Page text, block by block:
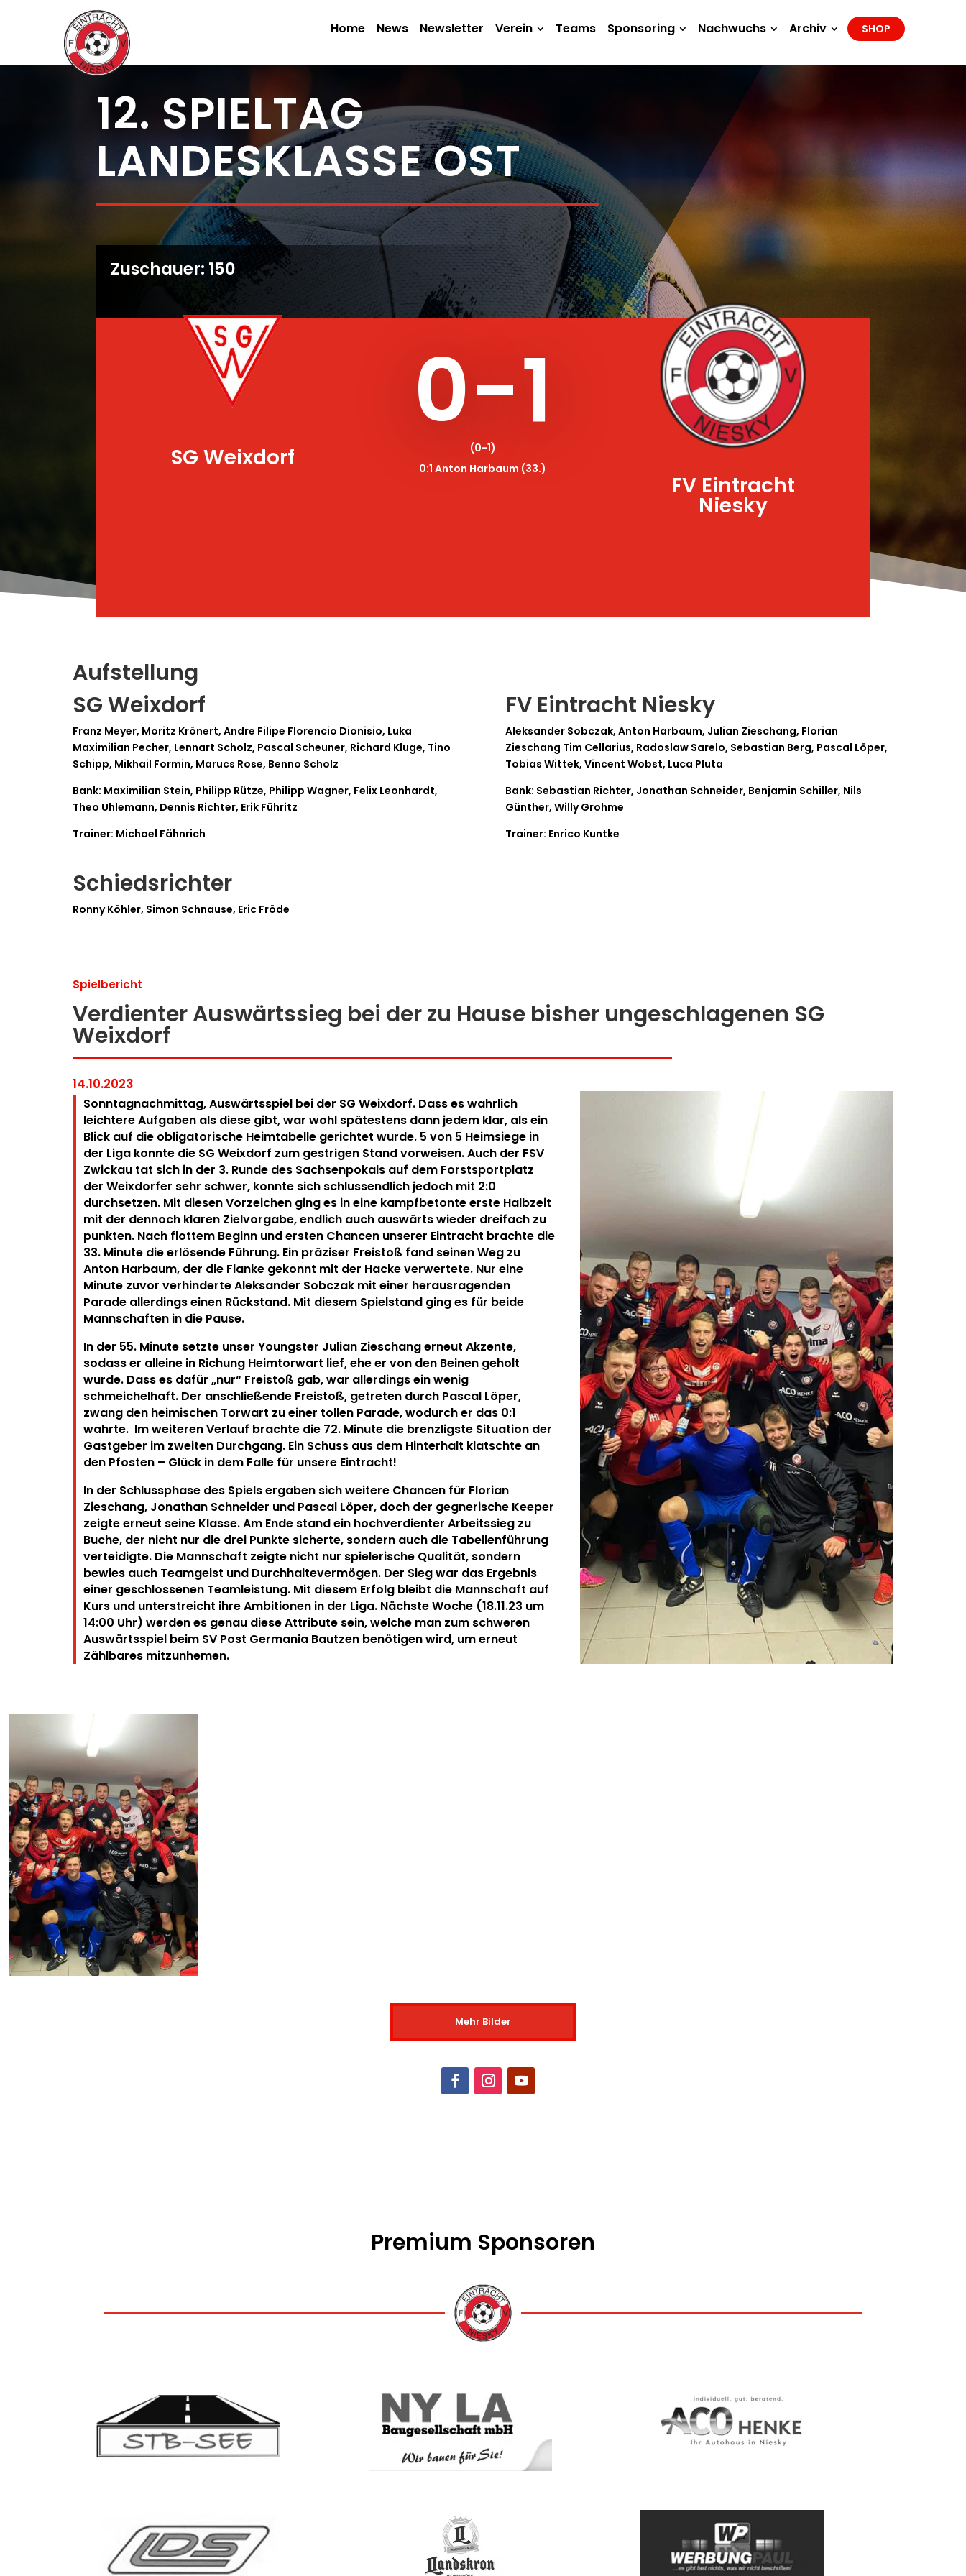
Home News Newsletter Verein Teams Sponsoring Nachwuchs Archiv SHOP
12. SPIELTAG
LANDESKLASSE OST
Zuschauer: 150
SG Weixdorf
0-1
(0-1)
0:1 Anton Harbaum (33.)
FV Eintracht
Niesky
Aufstellung
SG Weixdorf
Franz Meyer, Moritz Krönert, Andre Filipe Florencio Dionisio, Luka
Maximilian Pecher, Lennart Scholz, Pascal Scheuner, Richard Kluge, Tino
Schipp, Mikhail Formin, Marucs Rose, Benno Scholz
Bank: Maximilian Stein, Philipp Rütze, Philipp Wagner, Felix Leonhardt,
Theo Uhlemann, Dennis Richter, Erik Führitz
Trainer: Michael Fähnrich
FV Eintracht Niesky
Aleksander Sobczak, Anton Harbaum, Julian Zieschang, Florian
Zieschang Tim Cellarius, Radoslaw Sarelo, Sebastian Berg, Pascal Löper,
Tobias Wittek, Vincent Wobst, Luca Pluta
Bank: Sebastian Richter, Jonathan Schneider, Benjamin Schiller, Nils
Günther, Willy Grohme
Trainer: Enrico Kuntke
Schiedsrichter
Ronny Köhler, Simon Schnause, Eric Fröde
Spielbericht
Verdienter Auswärtssieg bei der zu Hause bisher ungeschlagenen SG
Weixdorf
14.10.2023
Sonntagnachmittag, Auswärtsspiel bei der SG Weixdorf. Dass es wahrlich
leichtere Aufgaben als diese gibt, war wohl spätestens dann jedem klar, als ein
Blick auf die obligatorische Heimtabelle gerichtet wurde. 5 von 5 Heimsiege in
der Liga konnte die SG Weixdorf zum gestrigen Stand vorweisen. Auch der FSV
Zwickau tat sich in der 3. Runde des Sachsenpokals auf dem Forstsportplatz
der Weixdorfer sehr schwer, konnte sich schlussendlich jedoch mit 2:0
durchsetzen. Mit diesen Vorzeichen ging es in eine kampfbetonte erste Halbzeit
mit der dennoch klaren Zielvorgabe, endlich auch auswärts wieder dreifach zu
punkten. Nach flottem Beginn und ersten Chancen unserer Eintracht brachte die
33. Minute die erlösende Führung. Ein präziser Freistoß fand seinen Weg zu
Anton Harbaum, der die Flanke gekonnt mit der Hacke verwertete. Nur eine
Minute zuvor verhinderte Aleksander Sobczak mit einer herausragenden
Parade allerdings einen Rückstand. Mit diesem Spielstand ging es für beide
Mannschaften in die Pause.
In der 55. Minute setzte unser Youngster Julian Zieschang erneut Akzente,
sodass er alleine in Richung Heimtorwart lief, ehe er von den Beinen geholt
wurde. Dass es dafür „nur“ Freistoß gab, war allerdings ein wenig
schmeichelhaft. Der anschließende Freistoß, getreten durch Pascal Löper,
zwang den heimischen Torwart zu einer tollen Parade, wodurch er das 0:1
wahrte. Im weiteren Verlauf brachte die 72. Minute die brenzligste Situation der
Gastgeber im zweiten Durchgang. Ein Schuss aus dem Hinterhalt klatschte an
den Pfosten – Glück in dem Falle für unsere Eintracht!
In der Schlussphase des Spiels ergaben sich weitere Chancen für Florian
Zieschang, Jonathan Schneider und Pascal Löper, doch der gegnerische Keeper
zeigte erneut seine Klasse. Am Ende stand ein hochverdienter Arbeitssieg zu
Buche, der nicht nur die drei Punkte sicherte, sondern auch die Tabellenführung
verteidigte. Die Mannschaft zeigte nicht nur spielerische Qualität, sondern
bewies auch Teamgeist und Durchhaltevermögen. Der Sieg war das Ergebnis
einer geschlossenen Teamleistung. Mit diesem Erfolg bleibt die Mannschaft auf
Kurs und unterstreicht ihre Ambitionen in der Liga. Nächste Woche (18.11.23 um
14:00 Uhr) werden es genau diese Attribute sein, welche man zum schweren
Auswärtsspiel beim SV Post Germania Bautzen benötigen wird, um erneut
Zählbares mitzunhemen.
Mehr Bilder
Premium Sponsoren